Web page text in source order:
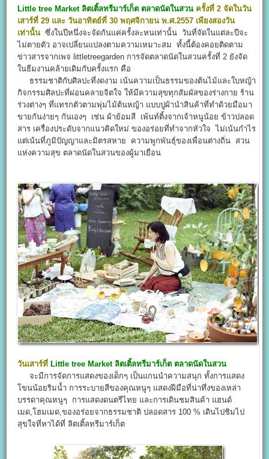
Little tree Market ลิตเติ้ลทรีมาร์เก็ต ตลาดนัดในสวน ครั้งที่ 2 จัดในวัน
เสาร์ที่ 29 และ วันอาทิตย์ที่ 30 พฤศจิกายน พ.ศ.2557 เพียงสองวัน
เท่านั้น ซึ่งในปีหนึ่งจะจัดกันแค่ครั้งละหนเท่านั้น วันที่จัดในแต่ละปีจะ
ไม่ตายตัว อาจเปลี่ยนแปลงตามความเหมาะสม ทั้งนี้ต้องคอยติดตาม
ข่าวสารจากเพจ littletreegarden การจัดตลาดนัดในสวนครั้งที่ 2 ยังจัด
ในธีมงานคล้ายเดิมกับครั้งแรก คือ
ธรรมชาติกับศิลปะที่งดงาม เน้นความเป็นธรรมของต้นไม้และใบหญ้า
กิจกรรมศิลปะที่ผ่อนคลายจิตใจ ให้มีความสุขทุกสัมผัสของร่างกาย ร้าน
ร่วงต่างๆ ที่แทรกตัวตามพุ่มไม้ต้นหญ้า แบบปูผ้านำสินค้าที่ทำด้วยมือมา
ขายกันง่ายๆ กันเองๆ เช่น ผ้าย้อมสี เพ้นท์ติ้งจากเจ้าหนูน้อย ข้าวปลอด
สาร เครื่องประดับจากแนวคิดใหม่ ของอร่อยที่ทำจากหัวใจ ไม่เน้นกำไร
แต่เน้นที่ภูมิปัญญาและมิตรสหาย ความพูกพันธุ์ของเพื่อนต่างถิ่น สวน
แห่งความสุข ตลาดนัดในสวนของผู้มาเยือน
วันเสาร์ที่ Little tree Market ลิตเติ้ลทรีมาร์เก็ต ตลาดนัดในสวน
จะมีการจัดการแสดงของเด็กๆ เป็นแกนนำความสนุก ทั้งการแสดง
โขนน้อยริมน้ำ การระบายสีของคุณหนูๆ แสดงฝีมือที่น่าทึ่งของเหล่า
บรรดาคุณหนูๆ การแสดงดนตรีไทย และการเดินชมสินค้า แฮนด์
เมด,โฮมเมด,ของอร่อยจากธรรมชาติ ปลอดสาร 100 % เดินไปชิมไป
สุขใจที่หาได้ที่ ลิตเติ้ลทรีมาร์เก็ต